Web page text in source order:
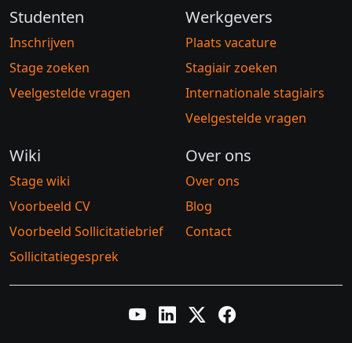
Studenten
Inschrijven
Stage zoeken
Veelgestelde vragen
Werkgevers
Plaats vacature
Stagiair zoeken
Internationale stagiairs
Veelgestelde vragen
Wiki
Stage wiki
Voorbeeld CV
Voorbeeld Sollicitatiebrief
Sollicitatiegesprek
Over ons
Over ons
Blog
Contact
YouTubeLinkedInTwitter XFacebook